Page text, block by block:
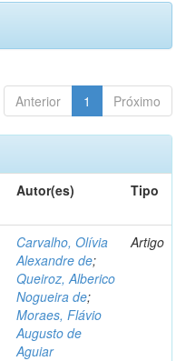
Anterior 1 Próximo
Autor(es) Tipo
Carvalho, Olívia
Alexandre de;
Queiroz, Alberico
Nogueira de;
Moraes, Flávio
Augusto de
Aguiar
Artigo